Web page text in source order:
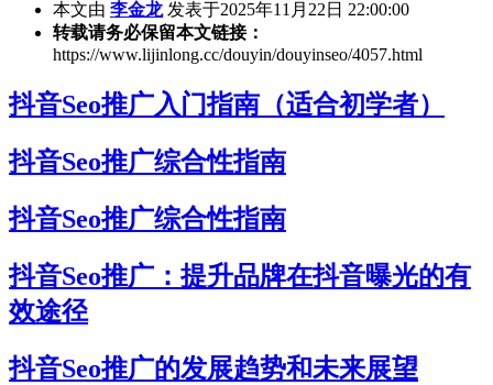
本文由 李金龙 发表于2025年11月22日 22:00:00
转载请务必保留本文链接：
https://www.lijinlong.cc/douyin/douyinseo/4057.html
抖音Seo推广入门指南（适合初学者）
抖音Seo推广综合性指南
抖音Seo推广综合性指南
抖音Seo推广：提升品牌在抖音曝光的有
效途径
抖音Seo推广的发展趋势和未来展望